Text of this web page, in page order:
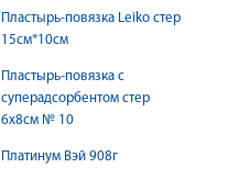
Пластырь-повязка Leiko стер
15см*10см
Пластырь-повязка с
суперадсорбентом стер
6х8см № 10
Платинум Вэй 908г